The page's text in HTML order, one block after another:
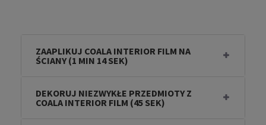
ZAAPLIKUJ COALA INTERIOR FILM NA
ŚCIANY (1 MIN 14 SEK)
DEKORUJ NIEZWYKŁE PRZEDMIOTY Z
COALA INTERIOR FILM (45 SEK)